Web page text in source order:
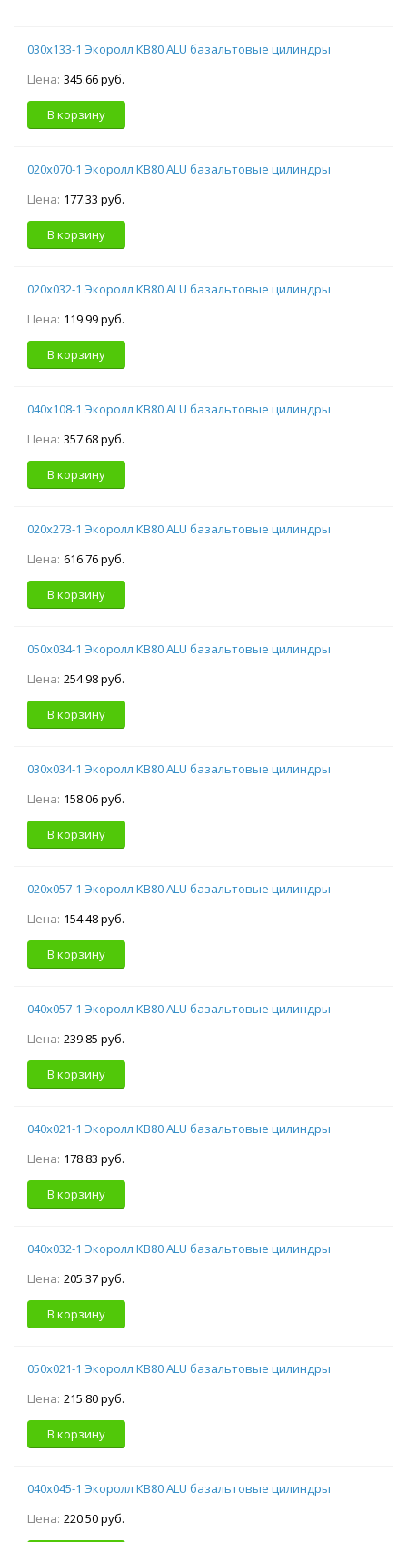
030х133-1 Экоролл КВ80 ALU базальтовые цилиндры
Цена: 345.66 руб.
В корзину
020х070-1 Экоролл КВ80 ALU базальтовые цилиндры
Цена: 177.33 руб.
В корзину
020х032-1 Экоролл КВ80 ALU базальтовые цилиндры
Цена: 119.99 руб.
В корзину
040х108-1 Экоролл КВ80 ALU базальтовые цилиндры
Цена: 357.68 руб.
В корзину
020х273-1 Экоролл КВ80 ALU базальтовые цилиндры
Цена: 616.76 руб.
В корзину
050х034-1 Экоролл КВ80 ALU базальтовые цилиндры
Цена: 254.98 руб.
В корзину
030х034-1 Экоролл КВ80 ALU базальтовые цилиндры
Цена: 158.06 руб.
В корзину
020х057-1 Экоролл КВ80 ALU базальтовые цилиндры
Цена: 154.48 руб.
В корзину
040х057-1 Экоролл КВ80 ALU базальтовые цилиндры
Цена: 239.85 руб.
В корзину
040х021-1 Экоролл КВ80 ALU базальтовые цилиндры
Цена: 178.83 руб.
В корзину
040х032-1 Экоролл КВ80 ALU базальтовые цилиндры
Цена: 205.37 руб.
В корзину
050х021-1 Экоролл КВ80 ALU базальтовые цилиндры
Цена: 215.80 руб.
В корзину
040х045-1 Экоролл КВ80 ALU базальтовые цилиндры
Цена: 220.50 руб.